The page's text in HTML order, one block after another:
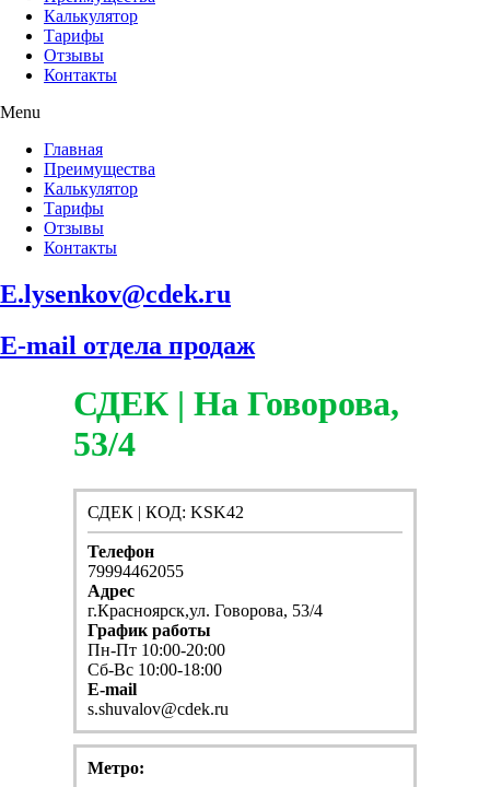
Калькулятор
Тарифы
Отзывы
Контакты
Menu
Главная
Преимущества
Калькулятор
Тарифы
Отзывы
Контакты
E.lysenkov@cdek.ru
E-mail отдела продаж
СДЕК | На Говорова,
53/4
СДЕК | КОД: KSK42
Телефон
79994462055
Адрес
г.Красноярск,ул. Говорова, 53/4
График работы
Пн-Пт 10:00-20:00
Сб-Вс 10:00-18:00
E-mail
s.shuvalov@cdek.ru
Метро: